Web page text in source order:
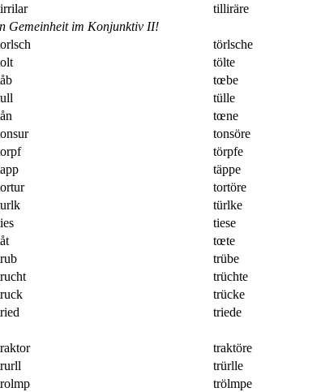
tilliräre
Gemeinheit im Konjunktiv II!
törlsche
tölte
tœbe
tülle
tœne
tonsöre
törpfe
täppe
tortöre
türlke
tiese
tœte
trübe
trüchte
trücke
triede
traktöre
trürlle
trölmpe